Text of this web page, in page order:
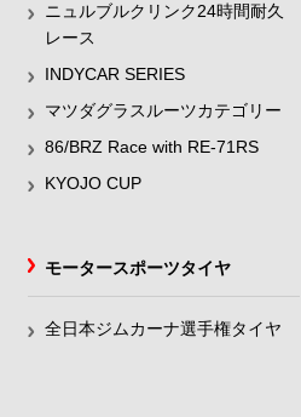
ニュルブルクリンク24時間耐久
レース
INDYCAR SERIES
マツダグラスルーツカテゴリー
86/BRZ Race with RE-71RS
KYOJO CUP
モータースポーツタイヤ
全日本ジムカーナ選手権タイヤ